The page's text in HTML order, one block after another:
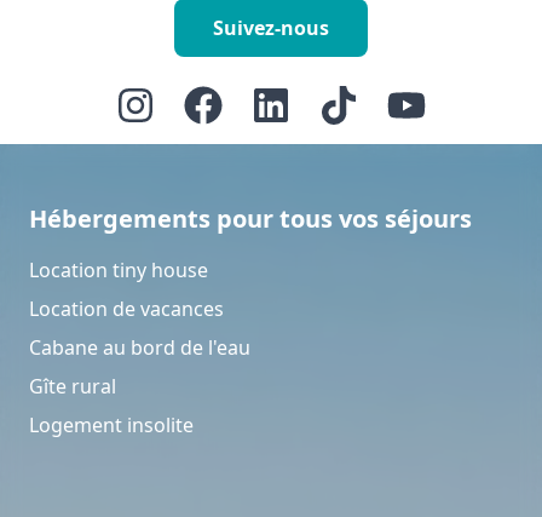
Suivez-nous
Hébergements pour tous vos séjours
Location tiny house
Location de vacances
Cabane au bord de l'eau
Gîte rural
Logement insolite